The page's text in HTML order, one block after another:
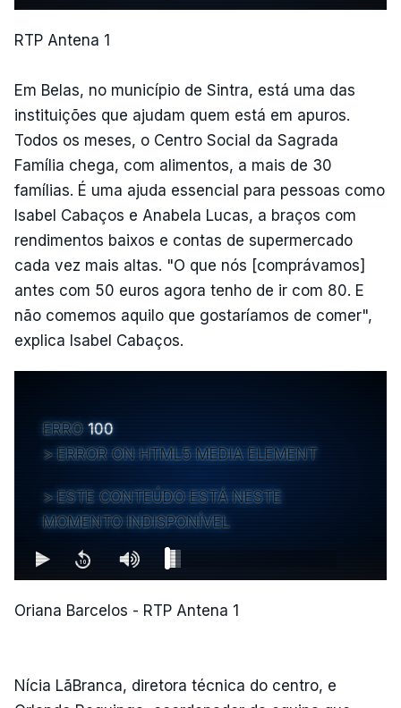
RTP Antena 1
Em Belas, no município de Sintra, está uma das
instituições que ajudam quem está em apuros.
Todos os meses, o Centro Social da Sagrada
Família chega, com alimentos, a mais de 30
famílias. É uma ajuda essencial para pessoas como
Isabel Cabaços e Anabela Lucas, a braços com
rendimentos baixos e contas de supermercado
cada vez mais altas. "O que nós [comprávamos]
antes com 50 euros agora tenho de ir com 80. E
não comemos aquilo que gostaríamos de comer",
explica Isabel Cabaços.
ERRO 100
ERROR ON HTML5 MEDIA ELEMENT
ESTE CONTEÚDO ESTÁ NESTE
MOMENTO INDISPONÍVEL
Oriana Barcelos - RTP Antena 1
Nícia LãBranca, diretora técnica do centro, e